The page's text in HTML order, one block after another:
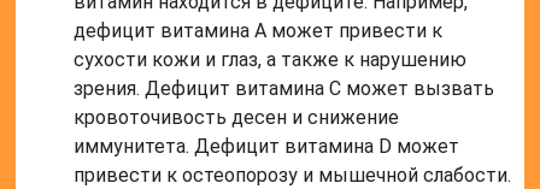
дефицит витамина А может привести к
сухости кожи и глаз, а также к нарушению
зрения. Дефицит витамина С может вызвать
кровоточивость десен и снижение
иммунитета. Дефицит витамина D может
привести к остеопорозу и мышечной слабости.